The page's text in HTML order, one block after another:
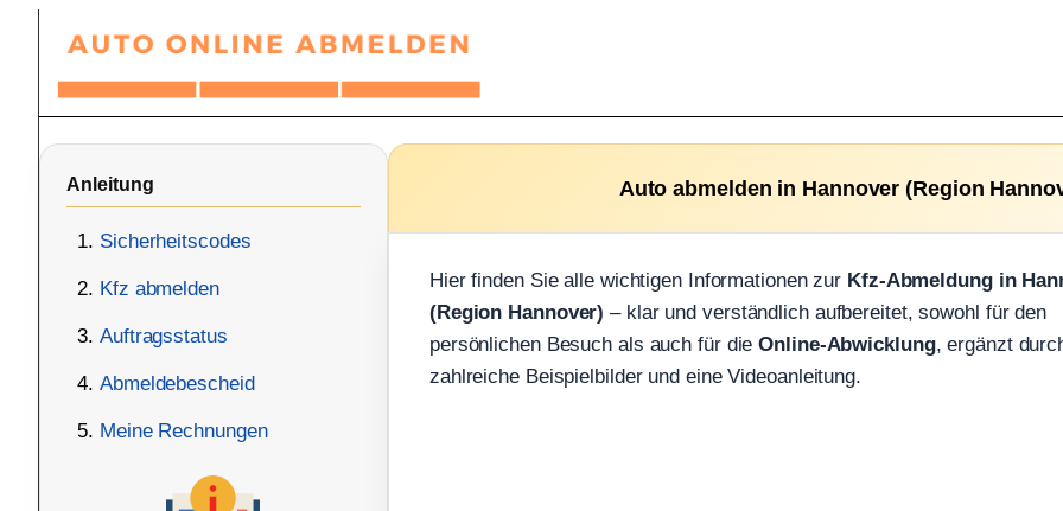
springen
Anleitung
Sicherheitscodes
Kfz abmelden
Auftragsstatus
Abmeldebescheid
Meine Rechnungen
Auto abmelden in Hannover (Region
Hier finden Sie alle wichtigen Informationen zur Kfz-Abmeldung in
(Region Hannover) – klar und verständlich aufbereitet, sowohl für den
persönlichen Besuch als auch für dieOnline-Abwicklung, ergänzt
zahlreiche Beispielbilder und eine Videoanleitung.